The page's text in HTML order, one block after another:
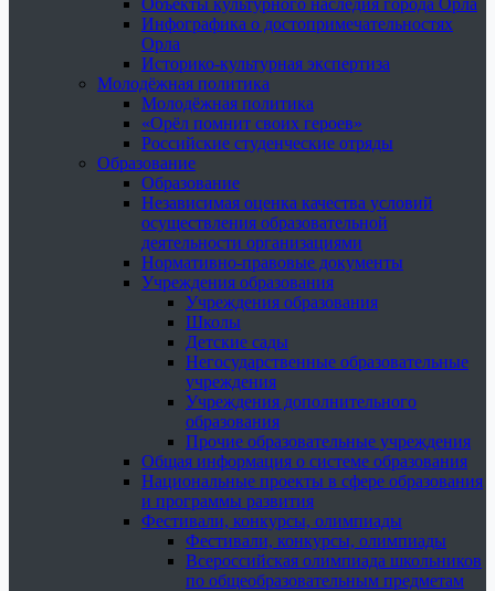
Объекты культурного наследия города Орла
Инфографика о достопримечательностях
Орла
Историко-культурная экспертиза
Молодёжная политика
Молодёжная политика
«Орёл помнит своих героев»
Российские студенческие отряды
Образование
Образование
Независимая оценка качества условий
осуществления образовательной
деятельности организациями
Нормативно-правовые документы
Учреждения образования
Учреждения образования
Школы
Детские сады
Негосударственные образовательные
учреждения
Учреждения дополнительного
образования
Прочие образовательные учреждения
Общая информация о системе образования
Национальные проекты в сфере образования
и программы развития
Фестивали, конкурсы, олимпиады
Фестивали, конкурсы, олимпиады
Всероссийская олимпиада школьников
по общеобразовательным предметам